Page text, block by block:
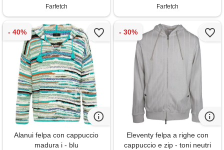
Farfetch Farfetch
Alanui felpa con cappuccio
madura i - blu
Eleventy felpa a righe con
cappuccio e zip - toni neutri